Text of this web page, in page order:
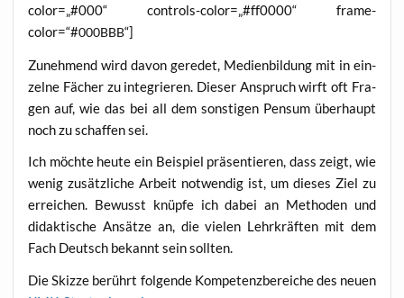
color=„#000“ controls-color=„#ff0000“ frame-
color=“#000BBB“]
Zuneh­mend wird davon gere­det, Medi­en­bil­dung mit in ein­
zel­ne Fächer zu inte­grie­ren. Die­ser Anspruch wirft oft Fra­
gen auf, wie das bei all dem sons­ti­gen Pen­sum über­haupt
noch zu schaf­fen sei.
Ich möch­te heu­te ein Bei­spiel prä­sen­tie­ren, dass zeigt, wie
wenig zusätz­li­che Arbeit not­wen­dig ist, um die­ses Ziel zu
errei­chen. Bewusst knüp­fe ich dabei an Metho­den und
didak­ti­sche Ansät­ze an, die vie­len Lehr­kräf­ten mit dem
Fach Deutsch bekannt sein sollten.
Die Skiz­ze berührt fol­gen­de Kom­pe­tenz­be­rei­che des neu­en